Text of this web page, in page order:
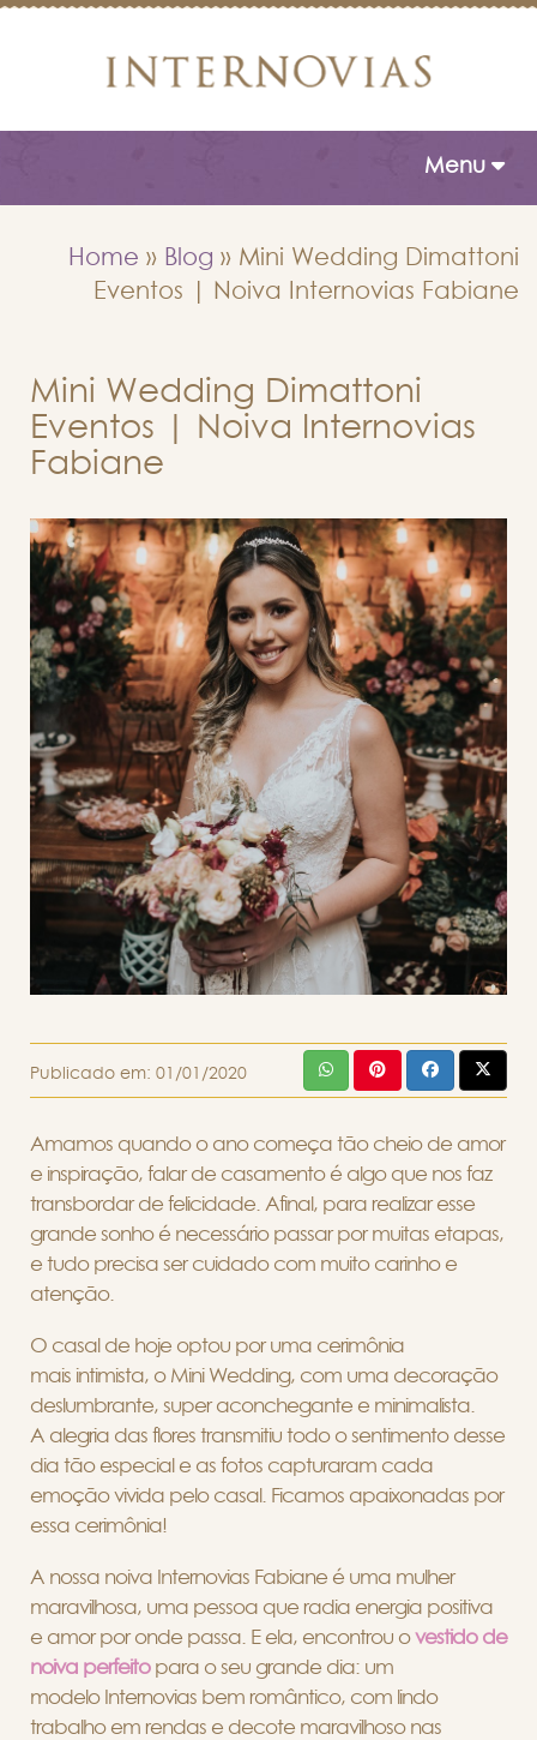
Toggle
Menu
Home » Blog » Mini Wedding Dimattoni
Eventos | Noiva Internovias Fabiane
Mini Wedding Dimattoni
Eventos | Noiva Internovias
Fabiane
Publicado em: 01/01/2020
Amamos quando o ano começa tão cheio de amor
e inspiração, falar de casamento é algo que nos faz
transbordar de felicidade. Afinal, para realizar esse
grande sonho é necessário passar por muitas etapas,
e tudo precisa ser cuidado com muito carinho e
atenção.
O casal de hoje optou por uma cerimônia
mais intimista, o Mini Wedding, com uma decoração
deslumbrante, super aconchegante e minimalista.
A alegria das flores transmitiu todo o sentimento desse
dia tão especial e as fotos capturaram cada
emoção vivida pelo casal. Ficamos apaixonadas por
essa cerimônia!
A nossa noiva Internovias Fabiane é uma mulher
maravilhosa, uma pessoa que radia energia positiva
e amor por onde passa. E ela, encontrou ovestido de
noiva perfeitopara o seu grande dia: um
modelo Internovias bem romântico, com lindo
trabalho em rendas e decote maravilhoso nas